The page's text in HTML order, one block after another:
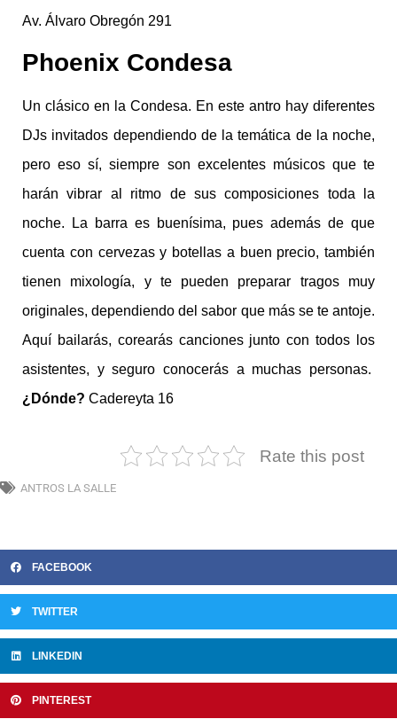
Av. Álvaro Obregón 291
Phoenix Condesa
Un clásico en la Condesa. En este antro hay diferentes
DJs invitados dependiendo de la temática de la noche,
pero eso sí, siempre son excelentes músicos que te
harán vibrar al ritmo de sus composiciones toda la
noche. La barra es buenísima, pues además de que
cuenta con cervezas y botellas a buen precio, también
tienen mixología, y te pueden preparar tragos muy
originales, dependiendo del sabor que más se te antoje.
Aquí bailarás, corearás canciones junto con todos los
asistentes, y seguro conocerás a muchas personas.
¿Dónde? Cadereyta 16
Rate this post
ANTROS LA SALLE
FACEBOOK
TWITTER
LINKEDIN
PINTEREST